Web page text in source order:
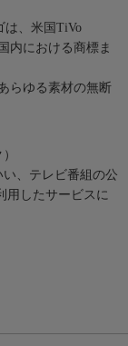
は、米国TiVo
内における商標ま
らゆる素材の無断
い、テレビ番組の公
用したサービスに